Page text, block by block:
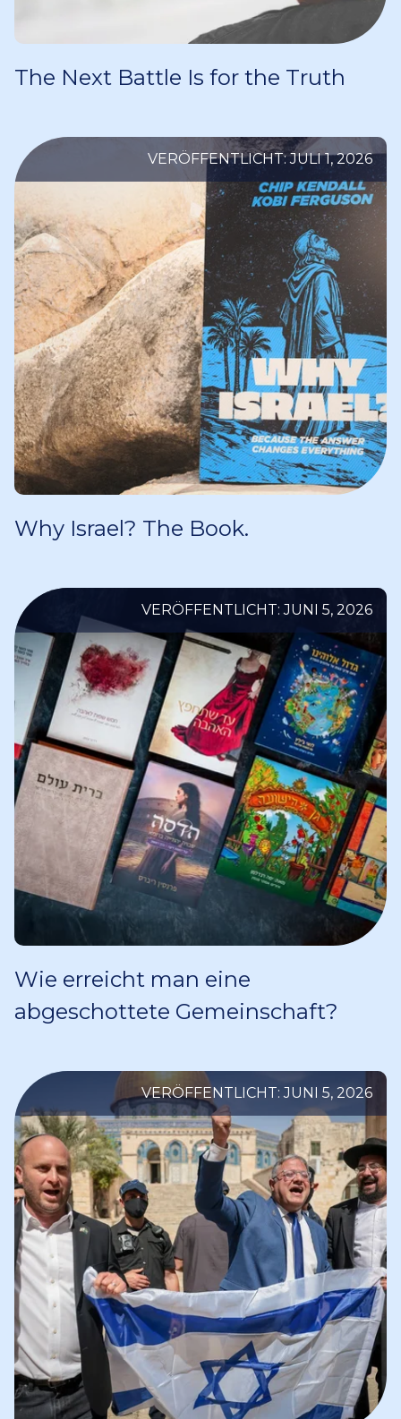
The Next Battle Is for the Truth
VERÖFFENTLICHT: JULI 1, 2026
Why Israel? The Book.
VERÖFFENTLICHT: JUNI 5, 2026
Wie erreicht man eine
abgeschottete Gemeinschaft?
VERÖFFENTLICHT: JUNI 5, 2026